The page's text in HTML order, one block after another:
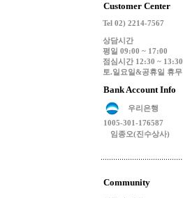
Customer Center
Tel 02) 2214-7567
상담시간
평일 09:00 ~ 17:00
점심시간 12:30 ~ 13:30
토.일요일&공휴일 휴무
Bank Account Info
우리은행
1005-301-176587
임종오(진수상사)
Community